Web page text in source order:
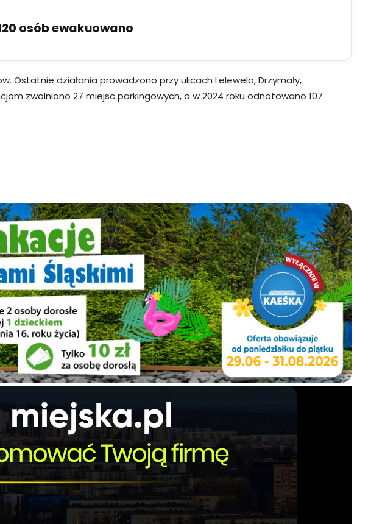
osób ewakuowano
Ostatnie działania prowadzono przy ulicach Lelewela, Drzymały,
zwolniono 27 miejsc parkingowych, a w 2024 roku odnotowano 107